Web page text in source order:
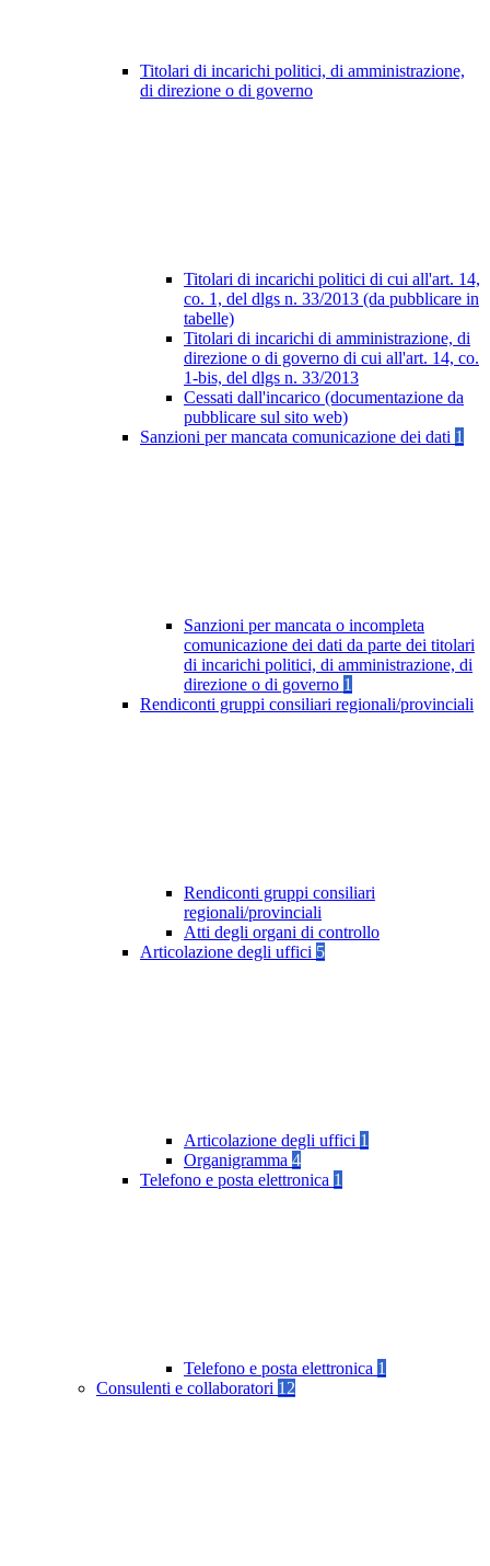
Titolari di incarichi politici, di amministrazione,
di direzione o di governo
Titolari di incarichi politici di cui all'art. 14,
co. 1, del dlgs n. 33/2013 (da pubblicare in
tabelle)
Titolari di incarichi di amministrazione, di
direzione o di governo di cui all'art. 14, co.
1-bis, del dlgs n. 33/2013
Cessati dall'incarico (documentazione da
pubblicare sul sito web)
Sanzioni per mancata comunicazione dei dati 1
Sanzioni per mancata o incompleta
comunicazione dei dati da parte dei titolari
di incarichi politici, di amministrazione, di
direzione o di governo 1
Rendiconti gruppi consiliari regionali/provinciali
Rendiconti gruppi consiliari
regionali/provinciali
Atti degli organi di controllo
Articolazione degli uffici 5
Articolazione degli uffici 1
Organigramma 4
Telefono e posta elettronica 1
Telefono e posta elettronica 1
Consulenti e collaboratori 12